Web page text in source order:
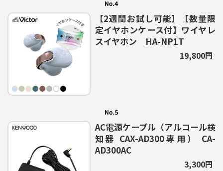
【2週間お試し可能】【数量限
定イヤホンケース付】ワイヤレ
スイヤホン HA-NP1T
19,800円
AC電源ケーブル（アルコール検
知器 CAX-AD300専用） CA-
AD300AC
3,300円